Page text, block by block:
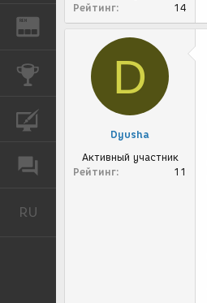
REN ЖУРНАЛ
КОНКУРСЫ
ФОРУМ
RU
Рейтинг
14
D
Dyusha
Активный участник
Рейтинг
11